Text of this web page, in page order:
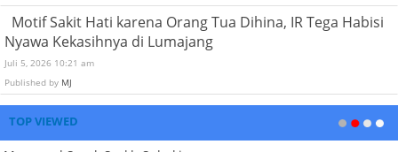
Motif Sakit Hati karena Orang Tua Dihina, IR Tega Habisi
Nyawa Kekasihnya di Lumajang
Juli 5, 2026 10:21 am
Published by MJ
TOP VIEWED